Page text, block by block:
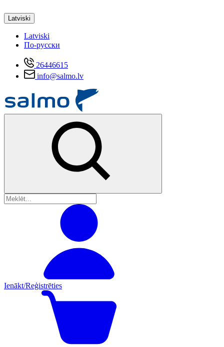
Latviski
Latviski
По-русски
26446615
info@salmo.lv
Ienākt/Reģistrēties